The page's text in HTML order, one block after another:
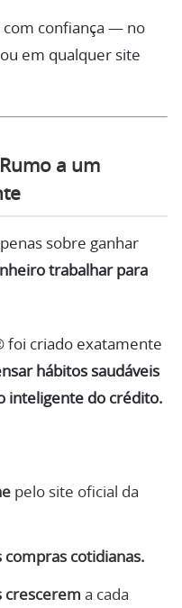
com confiança — no
em qualquer site
a um
sobre ganhar
trabalhar para
foi criado exatamente
hábitos saudáveis
inteligente do crédito.
pelo site oficial da
compras cotidianas.
crescerem a cada